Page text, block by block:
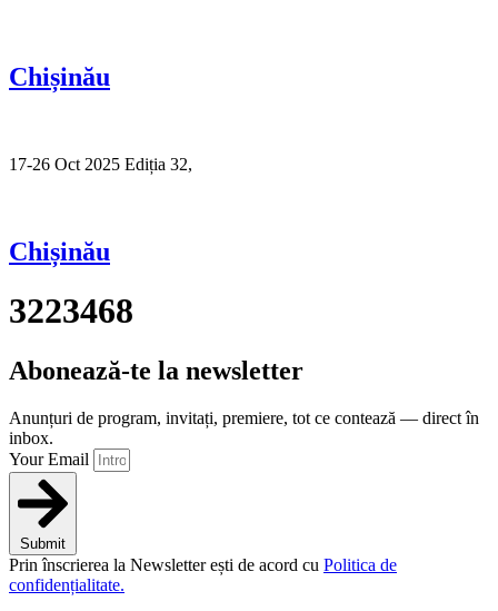
Chișinău
17-26 Oct 2025 Ediția 32,
Chișinău
3223468
Abonează-te la newsletter
Anunțuri de program, invitați, premiere, tot ce contează — direct în
inbox.
Your Email
Submit
Prin înscrierea la Newsletter ești de acord cu Politica de
confidențialitate.